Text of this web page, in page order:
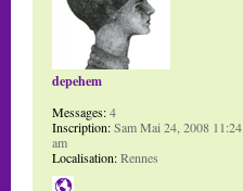
depehem
Messages:4
Inscription:Sam Mai 24, 2008 11:24
am
Localisation:Rennes